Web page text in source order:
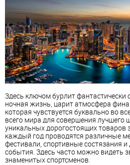
Здесь ключом бурлит фантастически
ночная жизнь, царит атмосфера
которая чувствуется буквально во
всего мира для совершения лучшего
уникальных дорогостоящих товаров
каждый год проводятся различные
фестивали, спортивные состязания
события. Здесь часто можно видеть
знаменитых спортсменов.